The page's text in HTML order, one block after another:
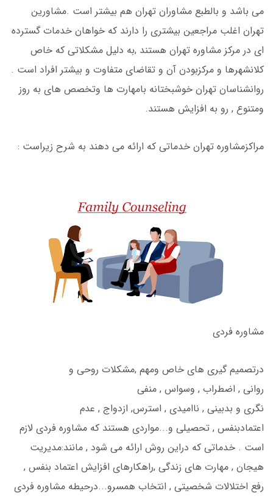
می باشد و بالطبع مشاوران تهران هم بیشتر است .مشاورین
تهران اغلب مراجعین بیشتری را دارند که خواهان خدمات گسترده
ای در مرکز مشاوره تهران هستند ,به دلیل مشکلاتی که خاص
کلانشهرها و مرکزبودن آن و تقاضای متفاوت و بیشتر افراد است .
روانشناسان تهران خوشبختانه بامهارت ها وتخصص های به روز
ومتنوع , رو به افزایش هستند.
مراکزمشاوره تهران خدماتی که ارائه می دهند به شرح زیراست :
مشاوره فردی
درتصمیم گیری های خاص ومهم ,مشکلات روحی و
روانی , اضطراب , وسواس , منفی
نگری و بدبینی , ناامیدی , استرس, ازدواج , عدم
اعتمادبنفس , تحصیلی و...مواردی هستند که مشاوره فردی لازم
است . خدماتی که دراین روش ارائه می شود , مانند:مدیریت
هیجان , مهارت های زندگی ,راهکارهای افزایش اعتماد بنفس ,
رفع اختلالات شخصیتی , انتخاب همسرو...درحیطه مشاوره فردی